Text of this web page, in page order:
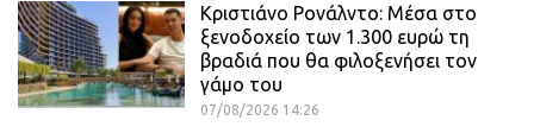
Κριστιάνο Ρονάλντο: Μέσα στο
ξενοδοχείο των 1.300 ευρώ τη
βραδιά που θα φιλοξενήσει τον
γάμο του
07/08/2026 14:26